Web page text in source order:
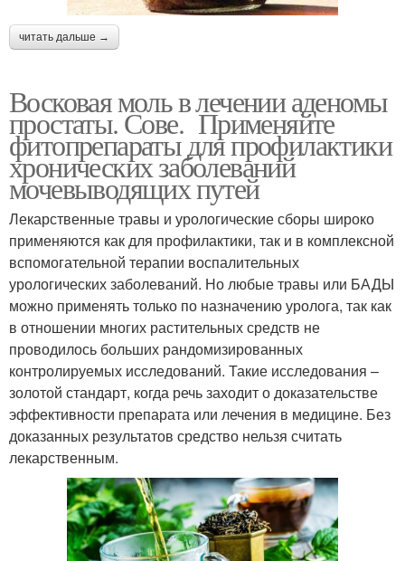
читать дальше →
Восковая моль в лечении аденомы
простаты. Сове. Применяйте
фитопрепараты для профилактики
хронических заболеваний
мочевыводящих путей
Лекарственные травы и урологические сборы широко
применяются как для профилактики, так и в комплексной
вспомогательной терапии воспалительных
урологических заболеваний. Но любые травы или БАДЫ
можно применять только по назначению уролога, так как
в отношении многих растительных средств не
проводилось больших рандомизированных
контролируемых исследований. Такие исследования –
золотой стандарт, когда речь заходит о доказательстве
эффективности препарата или лечения в медицине. Без
доказанных результатов средство нельзя считать
лекарственным.